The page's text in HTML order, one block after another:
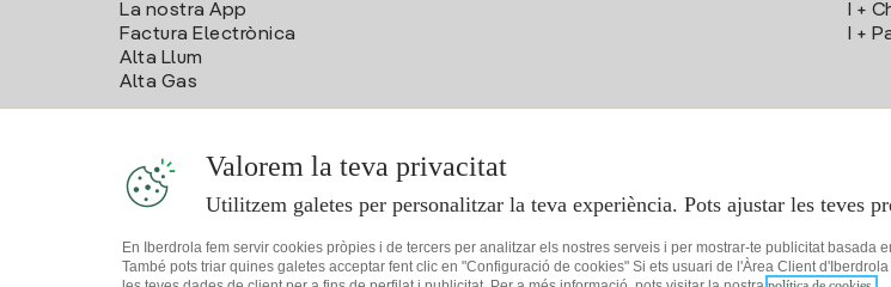
La nostra App
Factura Electrònica
Alta Llum
Alta Gas
I +
I +
Valorem la teva privacitat
Utilitzem galetes per personalitzar la teva experiència. Pots ajustar les teves
En Iberdrola fem servir cookies pròpies i de tercers per analitzar els nostres serveis i per mostrar-te publicitat
També pots triar quines galetes acceptar fent clic en "Configuració de cookies" Si ets usuari de l'Àrea Client